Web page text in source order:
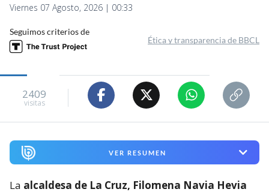
Viernes 07 Agosto, 2026 | 00:33
Seguimos criterios de
Ética y transparencia de BBCL
2409
visitas
VER RESUMEN
La alcaldesa de La Cruz, Filomena Navia Hevia